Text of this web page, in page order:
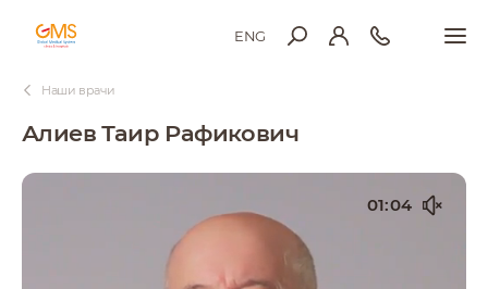
ENG
Наши врачи
Алиев Таир Рафикович
01:03